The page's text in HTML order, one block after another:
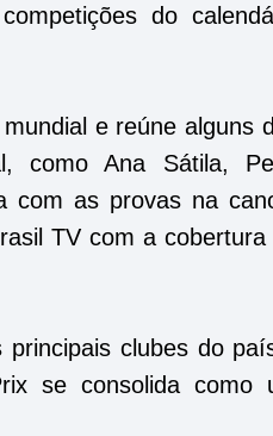
do
e reúne alguns
como Ana Sátila,
com as provas na
TV com a cobertura
clubes do
se consolida como